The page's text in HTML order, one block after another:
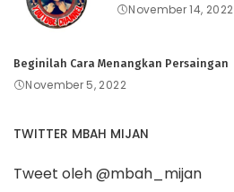
November 14, 2022
Beginilah Cara Menangkan Persaingan
November 5, 2022
TWITTER MBAH MIJAN
Tweet oleh @mbah_mijan